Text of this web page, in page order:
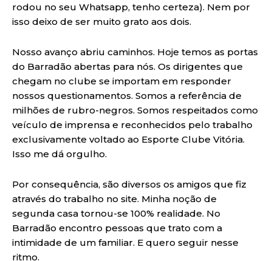
rodou no seu Whatsapp, tenho certeza). Nem por
isso deixo de ser muito grato aos dois.
Nosso avanço abriu caminhos. Hoje temos as portas
do Barradão abertas para nós. Os dirigentes que
chegam no clube se importam em responder
nossos questionamentos. Somos a referência de
milhões de rubro-negros. Somos respeitados como
veículo de imprensa e reconhecidos pelo trabalho
exclusivamente voltado ao Esporte Clube Vitória.
Isso me dá orgulho.
Por consequência, são diversos os amigos que fiz
através do trabalho no site. Minha noção de
segunda casa tornou-se 100% realidade. No
Barradão encontro pessoas que trato com a
intimidade de um familiar. E quero seguir nesse
ritmo.